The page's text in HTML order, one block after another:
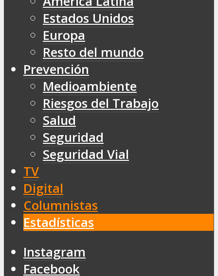
Estados Unidos
Europa
Resto del mundo
Prevención
Medioambiente
Riesgos del Trabajo
Salud
Seguridad
Seguridad Vial
TV
Digital
Columnistas
Estadísticas
Instagram
Facebook